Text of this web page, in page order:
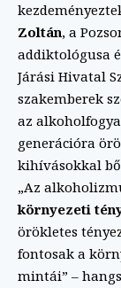
Zoltán, a
addiktológusa
Járási Hivatal
szakemberek
az
generációra
kihívásokkal
„Az
környezeti
örökletes
fontosak a
mintái” –